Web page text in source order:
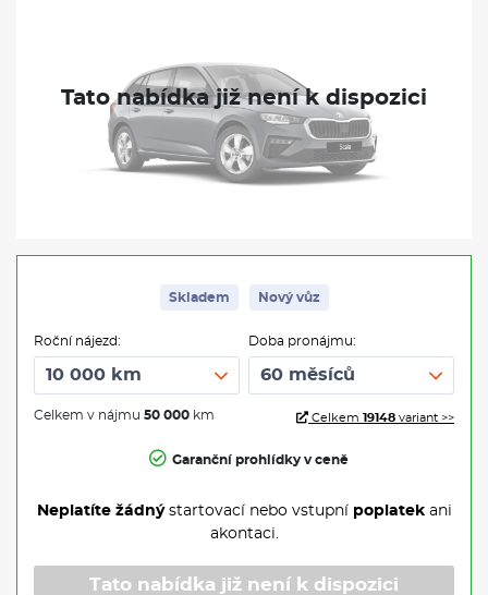
Skladem Nový vůz
Roční nájezd:
Celkem v nájmu 50 000 km
Doba pronájmu:
Celkem 19148 variant >>
Garanční prohlídky v ceně
Neplatíte žádnýstartovací nebo vstupní poplatekani
akontaci.
Tato nabídka již není k dispozici